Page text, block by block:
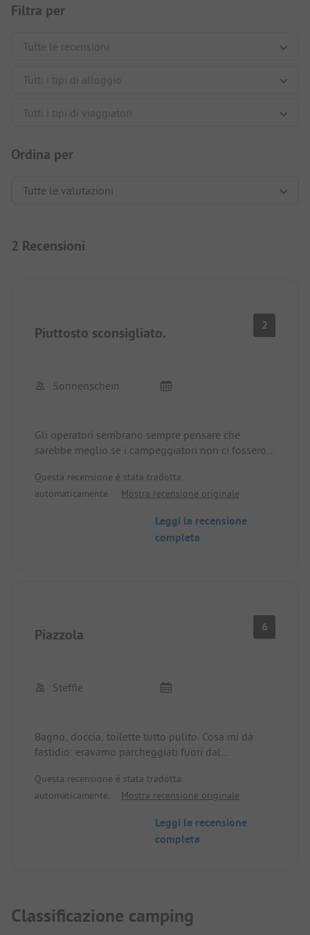
Filtra per
Ordina per
2 Recensioni
Piuttosto sconsigliato. 2
Sonnenschein
Gli operatori sembrano sempre pensare che
sarebbe meglio se i campeggiatori non ci fossero.
la sensazione di non essere la benvenuta.
I miei figli avevano persino paura di girare da soli
Tuttavia, la posizione è ottima, proprio sul lago,
Questa recensione è stata tradotta
automaticamente.
Mostra recensione originale
Leggi la recensione
completa
Piazzola 6
Steffie
Bagno, doccia, toilette tutto pulito. Cosa mi dà
fastidio: eravamo parcheggiati fuori dal
cani, anche se non sono nemmeno entrati nel
campeggio. Trovo che la notte oltre 20 € per una
Questa recensione è stata tradotta
automaticamente.
Mostra recensione originale
Leggi la recensione
completa
Classificazione camping